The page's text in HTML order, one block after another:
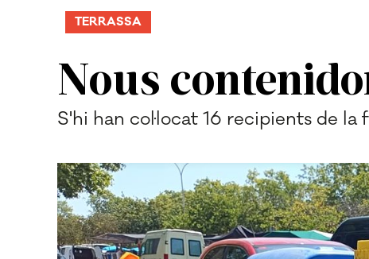
Nous
TERRASSA
S'hi han col·locat 16 recipients de